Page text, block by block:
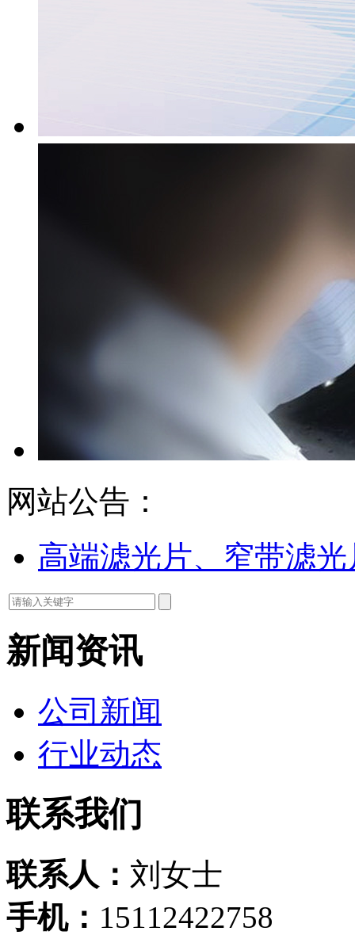
网站公告：
高端滤光片、窄带滤
新闻资讯
公司新闻
行业动态
联系我们
联系人： 刘女士
手机： 15112422758